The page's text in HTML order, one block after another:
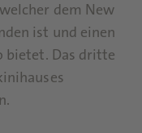
welcher dem New
ist und einen
bietet. Das dritte